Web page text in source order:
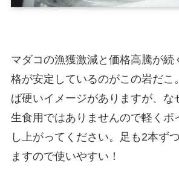
マダコの漁獲激減と価格高騰が続
格が安定しているのがこの岩だこ
ば硬いイメージがありますが、な
生食用ではありませんので軽くボ
し上がってください。足も2本ず
ますので使いやすい！